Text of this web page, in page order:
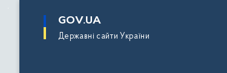
основного
GOV.UA
Державні сайти України